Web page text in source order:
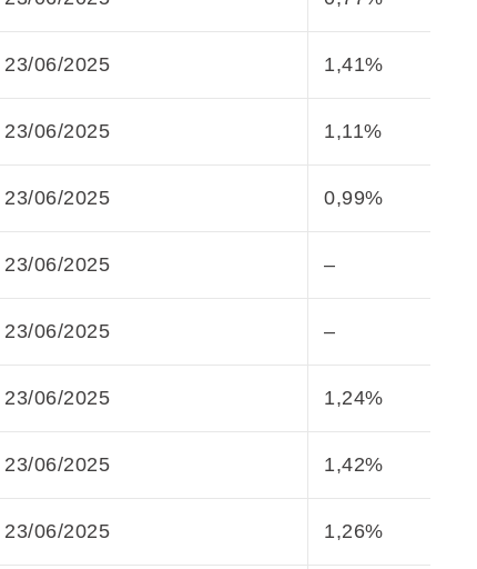
23/06/2025 1,41%
23/06/2025 1,11%
23/06/2025 0,99%
23/06/2025 –
23/06/2025 –
23/06/2025 1,24%
23/06/2025 1,42%
23/06/2025 1,26%